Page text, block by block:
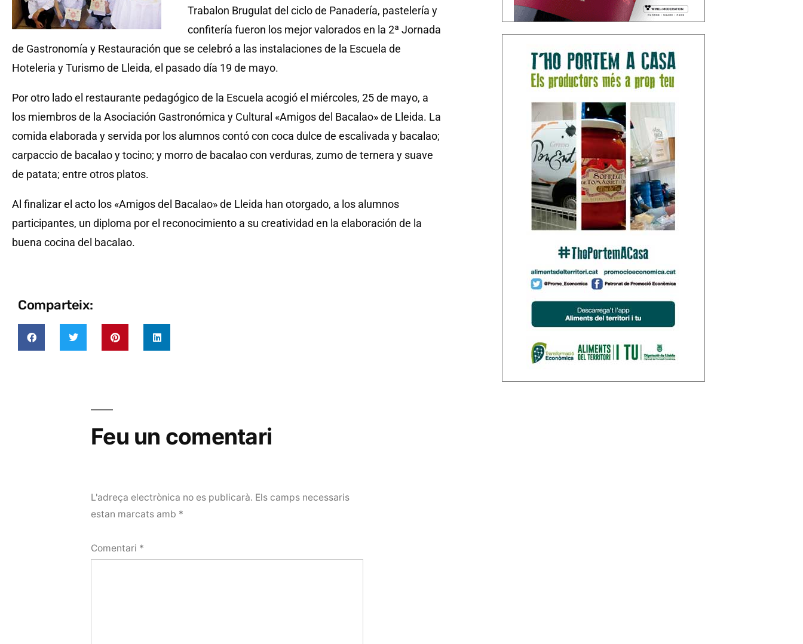
Trabalon Brugulat del ciclo de Panadería, pastelería y
confitería fueron los mejor valorados en la 2ª Jornada
de Gastronomía y Restauración que se celebró a las instalaciones de la Escuela de
Hoteleria y Turismo de Lleida, el pasado día 19 de mayo.
Por otro lado el restaurante pedagógico de la Escuela acogió el miércoles, 25 de mayo, a
los miembros de la Asociación Gastronómica y Cultural «Amigos del Bacalao» de Lleida. La
comida elaborada y servida por los alumnos contó con coca dulce de escalivada y bacalao;
carpaccio de bacalao y tocino; y morro de bacalao con verduras, zumo de ternera y suave
de patata; entre otros platos.
Al finalizar el acto los «Amigos del Bacalao» de Lleida han otorgado, a los alumnos
participantes, un diploma por el reconocimiento a su creatividad en la elaboración de la
buena cocina del bacalao.
Comparteix:
Feu un comentari
L'adreça electrònica no es publicarà. Els camps necessaris
estan marcats amb *
Comentari *